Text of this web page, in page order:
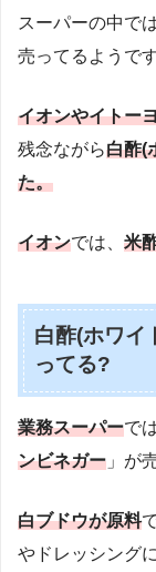
スーパーの中では
売ってるようです
イオンやイトー
残念ながら白酢(
た。
イオンでは、 米
白酢(ホワイ
ってる?
業務スーパーで
ンビネガー 」が
白ブドウが原料
やドレッシング